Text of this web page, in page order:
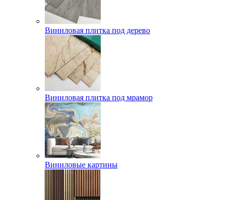
Виниловая плитка под дерево
Виниловая плитка под мрамор
Виниловые картины